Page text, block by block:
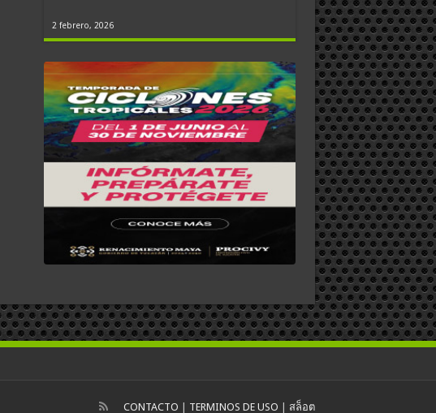
2 febrero, 2026
CONTACTO TERMINOS DE USO สล็อต